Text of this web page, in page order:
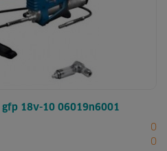
18v-10 06019n6001
0
0